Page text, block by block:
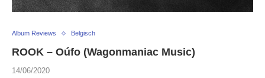
Album Reviews Belgisch
ROOK – Oúfo (Wagonmaniac Music)
14/06/2020